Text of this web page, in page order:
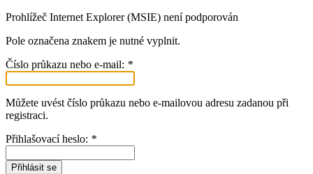
Prohlížeč Internet Explorer (MSIE) není podporován
Pole označena znakem je nutné vyplnit.
Číslo průkazu nebo e-mail: *
Můžete uvést číslo průkazu nebo e-mailovou adresu zadanou při
registraci.
Přihlašovací heslo: *
Přihlásit se